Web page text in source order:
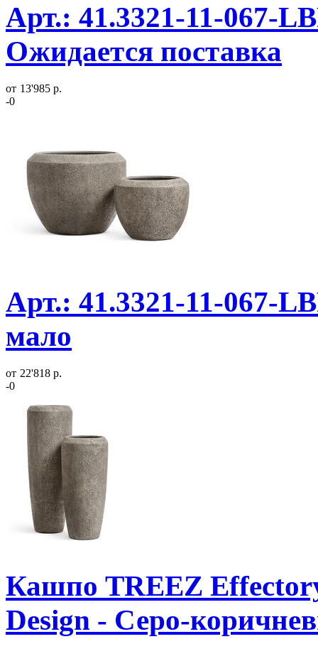
Арт.: 41.3321-11-067-
Ожидается поставка
от 13'985 р.
-0
Арт.: 41.3321-11-067-
мало
от 22'818 р.
-0
Кашпо TREEZ
Design - Серо-